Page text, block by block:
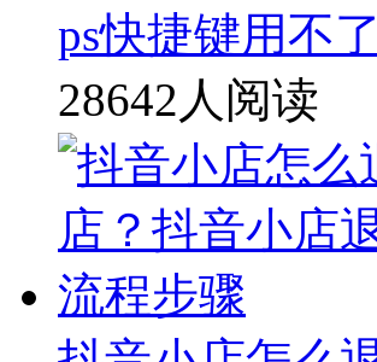
ps快捷键用不
28642人阅读